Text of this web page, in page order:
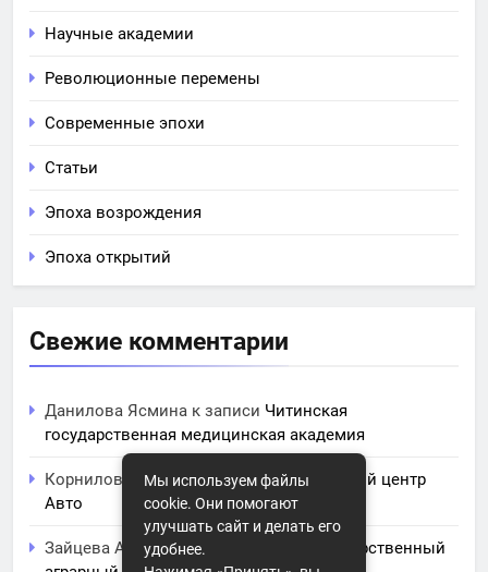
Научные академии
Революционные перемены
Современные эпохи
Статьи
Эпоха возрождения
Эпоха открытий
Свежие комментарии
Данилова Ясмина к записи Читинская
государственная медицинская академия
Корнилова Анитак записиЧПОУ Учебный центр
Авто
Зайцева Аринак записи
Курский государственный
Мы используем файлы
cookie. Они помогают
улучшать сайт и делать его
удобнее.